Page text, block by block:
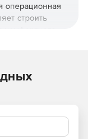
операционная
строить
и
23.07.2017.